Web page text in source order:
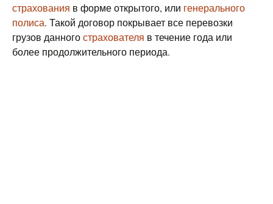
страхования в форме открытого, или генерального
полиса. Такой договор покрывает все перевозки
грузов данногострахователя в течение года или
более продолжительного периода.